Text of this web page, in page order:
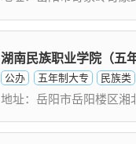
湖南民族职业学院（五年
公办 五年制大专 民族类
地址：岳阳市岳阳楼区湘